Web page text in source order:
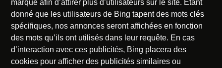
marque afin d’attirer plus d’utilisateurs sur le site. Étant
donné que les utilisateurs de Bing tapent des mots clés
spécifiques, nos annonces seront affichées en fonction
des mots qu’ils ont utilisés dans leur requête. En cas
d’interaction avec ces publicités, Bing placera des
cookies pour afficher des publicités similaires ou